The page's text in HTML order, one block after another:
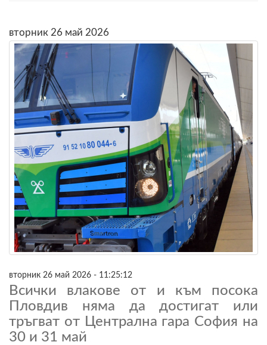
вторник 26 май 2026
вторник 26 май 2026 - 11:25:12
Всички влакове от и към посока
Пловдив няма да достигат или
тръгват от Централна гара София на
30 и 31 май